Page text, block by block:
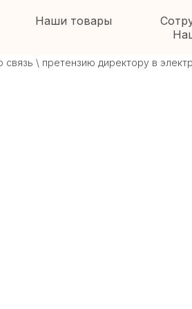
Наши товары
\ претензию директору в